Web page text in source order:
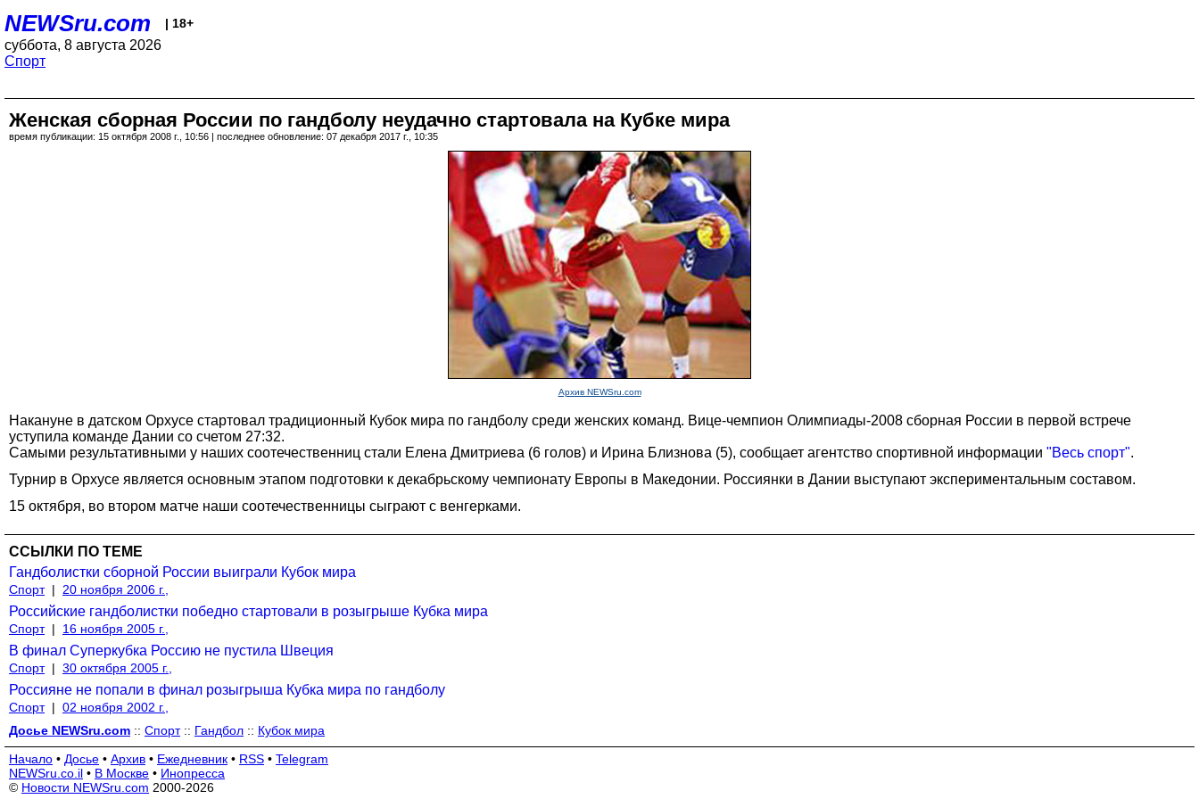
NEWSru.com | 18+
суббота, 8 августа 2026
Спорт
Женская сборная России по гандболу неудачно стартовала на Кубке мира
время публикации: 15 октября 2008 г., 10:56 | последнее обновление: 07 декабря 2017 г., 10:35
Архив NEWSru.com
Накануне в датском Орхусе стартовал традиционный Кубок мира по гандболу среди женских команд. Вице-чемпион Олимпиады-2008 сборная России в первой встрече
уступила команде Дании со счетом 27:32.
Самыми результативными у наших соотечественниц стали Елена Дмитриева (6 голов) и Ирина Близнова (5), сообщает агентство спортивной информации "Весь спорт".
Турнир в Орхусе является основным этапом подготовки к декабрьскому чемпионату Европы в Македонии. Россиянки в Дании выступают экспериментальным составом.
15 октября, во втором матче наши соотечественницы сыграют с венгерками.
ССЫЛКИ ПО ТЕМЕ
Гандболистки сборной России выиграли Кубок мира
Спорт | 20 ноября 2006 г.,
Российские гандболистки победно стартовали в розыгрыше Кубка мира
Спорт | 16 ноября 2005 г.,
В финал Суперкубка Россию не пустила Швеция
Спорт | 30 октября 2005 г.,
Россияне не попали в финал розыгрыша Кубка мира по гандболу
Спорт | 02 ноября 2002 г.,
Досье NEWSru.com :: Спорт:: Гандбол :: Кубок мира
Начало • Досье • Архив • Ежедневник • RSS • Telegram
NEWSru.co.il • В Москве • Инопресса
© Новости NEWSru.com 2000-2026